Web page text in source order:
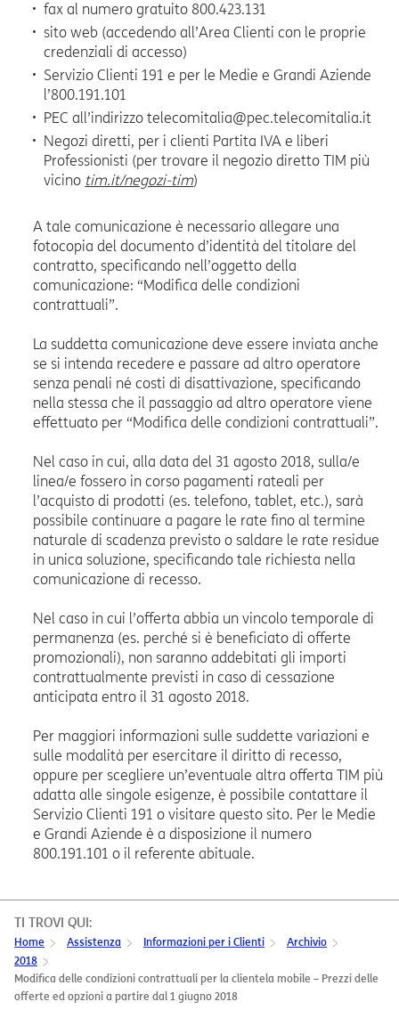
fax al numero gratuito 800.423.131
sito web (accedendo all’Area Clienti con le proprie
credenziali di accesso)
Servizio Clienti 191 e per le Medie e Grandi Aziende
l’800.191.101
PEC all’indirizzo telecomitalia@pec.telecomitalia.it
Negozi diretti, per i clienti Partita IVA e liberi
Professionisti (per trovare il negozio diretto TIM più
vicino tim.it/negozi-tim)
A tale comunicazione è necessario allegare una
fotocopia del documento d’identità del titolare del
contratto, specificando nell’oggetto della
comunicazione: “Modifica delle condizioni
contrattuali”.
La suddetta comunicazione deve essere inviata anche
se si intenda recedere e passare ad altro operatore
senza penali né costi di disattivazione, specificando
nella stessa che il passaggio ad altro operatore viene
effettuato per “Modifica delle condizioni contrattuali”.
Nel caso in cui, alla data del 31 agosto 2018, sulla/e
linea/e fossero in corso pagamenti rateali per
l’acquisto di prodotti (es. telefono, tablet, etc.), sarà
possibile continuare a pagare le rate fino al termine
naturale di scadenza previsto o saldare le rate residue
in unica soluzione, specificando tale richiesta nella
comunicazione di recesso.
Nel caso in cui l’offerta abbia un vincolo temporale di
permanenza (es. perché si è beneficiato di offerte
promozionali), non saranno addebitati gli importi
contrattualmente previsti in caso di cessazione
anticipata entro il 31 agosto 2018.
Per maggiori informazioni sulle suddette variazioni e
sulle modalità per esercitare il diritto di recesso,
oppure per scegliere un’eventuale altra offerta TIM più
adatta alle singole esigenze, è possibile contattare il
Servizio Clienti 191 o visitare questo sito. Per le Medie
e Grandi Aziende è a disposizione il numero
800.191.101 o il referente abituale.
TI TROVI QUI:
Home Assistenza Informazioni per i Clienti
Archivio
2018
Modifica delle condizioni contrattuali per la clientela mobile – Prezzi delle
offerte ed opzioni a partire dal 1 giugno 2018